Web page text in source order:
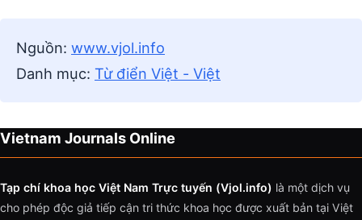
Nguồn: www.vjol.info
Danh mục: Từ điển Việt - Việt
Vietnam Journals Online
Tạp chí khoa học Việt Nam Trực tuyến (Vjol.info) là một dịch vụ
cho phép độc giả tiếp cận tri thức khoa học được xuất bản tại Việt